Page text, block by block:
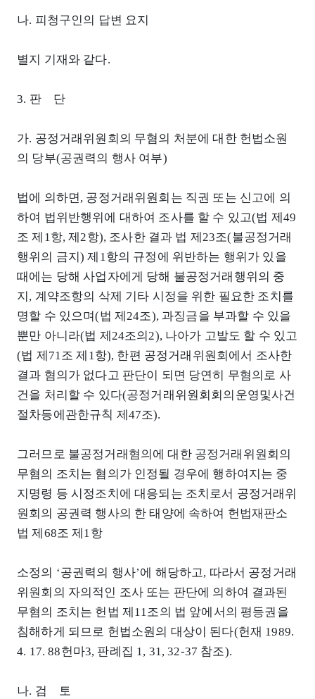
나. 피청구인의 답변 요지
별지 기재와 같다.
3. 판 단
가. 공정거래위원회의 무혐의 처분에 대한 헌법소원
의 당부(공권력의 행사 여부)
법에 의하면, 공정거래위원회는 직권 또는 신고에 의
하여 법위반행위에 대하여 조사를 할 수 있고(법 제49
조 제1항, 제2항), 조사한 결과 법 제23조(불공정거래
행위의 금지) 제1항의 규정에 위반하는 행위가 있을
때에는 당해 사업자에게 당해 불공정거래행위의 중
지, 계약조항의 삭제 기타 시정을 위한 필요한 조치를
명할 수 있으며(법 제24조), 과징금을 부과할 수 있을
뿐만 아니라(법 제24조의2), 나아가 고발도 할 수 있고
(법 제71조 제1항), 한편 공정거래위원회에서 조사한
결과 혐의가 없다고 판단이 되면 당연히 무혐의로 사
건을 처리할 수 있다(공정거래위원회회의운영및사건
절차등에관한규칙 제47조).
그러므로 불공정거래혐의에 대한 공정거래위원회의
무혐의 조치는 혐의가 인정될 경우에 행하여지는 중
지명령 등 시정조치에 대응되는 조치로서 공정거래위
원회의 공권력 행사의 한 태양에 속하여 헌법재판소
법 제68조 제1항
소정의 ‘공권력의 행사’에 해당하고, 따라서 공정거래
위원회의 자의적인 조사 또는 판단에 의하여 결과된
무혐의 조치는 헌법 제11조의 법 앞에서의 평등권을
침해하게 되므로 헌법소원의 대상이 된다(헌재 1989.
4. 17. 88헌마3, 판례집 1, 31, 32-37 참조).
나. 검 토